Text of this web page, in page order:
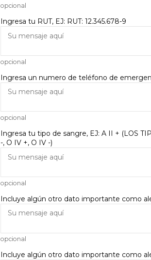
opcional
Ingresa tu RUT, EJ: RUT: 12.345.678-9
opcional
Ingresa un numero de teléfono de
opcional
Ingresa tu tipo de sangre, EJ: A II + (LOS
-, O IV +, O IV -)
opcional
Incluye algún otro dato importante como
opcional
Incluye algún otro dato importante como